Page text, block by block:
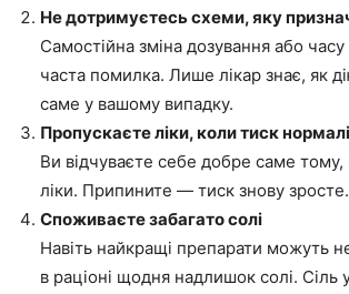
Не дотримуєтесь схеми, яку
Самостійна зміна дозування або
часта помилка. Лише лікар знає, як
саме у вашому випадку.
Пропускаєте ліки, коли тиск
Ви відчуваєте себе добре саме
ліки. Припините — тиск знову зросте.
Споживаєте забагато солі
Навіть найкращі препарати можуть
в раціоні щодня надлишок солі. Сіль